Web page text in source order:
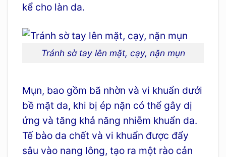
kể cho làn da.
Tránh sờ tay lên mặt, cạy, nặn mụn
Mụn, bao gồm bã nhờn và vi khuẩn dưới
bề mặt da, khi bị ép nặn có thể gây dị
ứng và tăng khả năng nhiễm khuẩn da.
Tế bào da chết và vi khuẩn được đẩy
sâu vào nang lông, tạo ra một rào cản